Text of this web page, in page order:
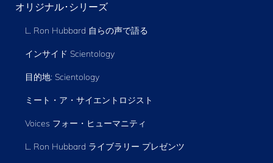
オリジナル･シリーズ
L. Ron Hubbard 自らの声で語る
インサイド Scientology
目的地: Scientology
ミート・ア・サイエントロジスト
Voices フォー・ヒューマニティ
L. Ron Hubbard ライブラリー プレゼンツ